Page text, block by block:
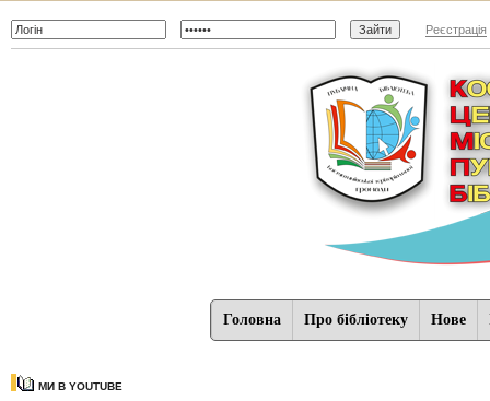
Реєстрація
Головна Про бібліотеку Нове
МИ В YOUTUBE